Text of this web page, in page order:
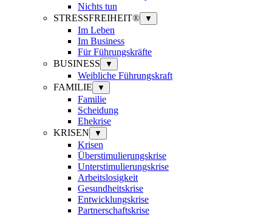
Nichts tun
STRESSFREIHEIT®
▼
Im Leben
Im Business
Für Führungskräfte
BUSINESS
▼
Weibliche Führungskraft
FAMILIE
▼
Familie
Scheidung
Ehekrise
KRISEN
▼
Krisen
Überstimulierungskrise
Unterstimulierungskrise
Arbeitslosigkeit
Gesundheitskrise
Entwicklungskrise
Partnerschaftskrise